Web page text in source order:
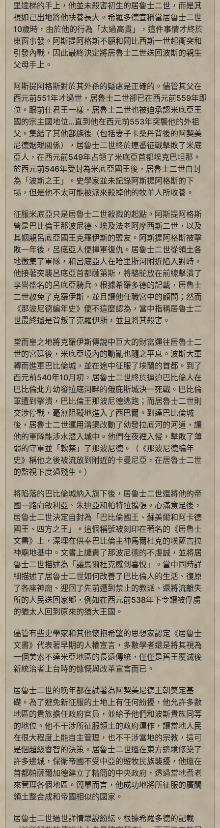
里達梯的手上，他並未殺害初生的居魯士二世，而是其
視如己出地將他扶養長大。希羅多德宣稱當居魯士二世
10歲時，由於他的行為「太過高貴」，這件事情才終於
東窗事發。阿斯提阿格斯不願和岡比西斯一世起衝突和
引發內戰，因此最終決定將居魯士二世送回波斯的親生
父母手上。
阿斯提阿格斯對於其外孫的疑慮是正確的。儘管其父在
西元前551年才過世，居魯士二世卻已在西元前559年即
位。跟前任君王一樣，居魯士二世也被迫承認米底亞王
國的宗主國地位…直到他在西元前553年突襲他的外祖
父。集結了其他部族後（包括妻子卡桑丹背後的阿契美
尼德姻親關係），居魯士二世終於連番征戰擊敗了米底
亞人，在西元前549年占領了米底亞首都埃克巴坦那。
於西元前546年受封為米底亞國王後，居魯士二世自封
為「波斯之王」。史學家並未記錄阿斯提阿格斯的下
場，但是他不太可能被派來殺掉他的牧羊人所收養。
征服米底亞只是居魯士二世殺戮的起點。阿斯提阿格斯
曾是巴比倫王那波尼德、埃及法老阿摩西斯二世，以及
其姻親呂底亞國王克羅伊斯的盟友。阿斯提阿格斯被擊
敗一年後，呂底亞人便揮軍復仇。居魯士二世從領土各
地徵集了軍隊，和呂底亞人在哈里斯河附近陷入對峙。
他接著突襲呂底亞首都薩第斯，將駱駝放在前線擊潰了
享譽盛名的呂底亞騎兵。根據希羅多德的記載，居魯士
二世赦免了克羅伊斯，並且讓他任職宮中的顧問；然而
《那波尼德編年史》便不這麼認為，當中指稱居魯士二
世最終還是背叛了克羅伊斯，並且將其殺害。
堂而皇之地將克羅伊斯傳說中巨大的財富運往居魯士二
世的宮廷後，米底亞境內的動亂也隨之平息。波斯大軍
轉而進軍巴比倫城，並在途中征服了埃蘭的首都。到了
西元前540年10月初，居魯士二世終於逼迫巴比倫人在
巴比倫北方幼發拉底河畔的俄庇斯城決一死戰。巴比倫
軍遭到擊潰，巴比倫王那波尼德逃跑；而居魯士二世則
交涉停戰，毫無阻礙地進入了西巴爾。到達巴比倫城
後，居魯士二世運用溝渠改動了幼發拉底河的河道，讓
他的軍隊能涉水潛入城中。他們在夜裡入侵，擊敗了薄
弱的守軍並「軟禁」了那波尼德。（《那波尼德編年
史》稱他之後被流放到附近的卡曼尼亞，在居魯士二世
的監視下度過殘生。）
將陷落的巴比倫城納入旗下後，居魯士二世還將他的帝
國一路向敘利亞、朱迪亞和帕特拉擴張。心滿意足後，
居魯士二世決定自封為「巴比倫國王、蘇美爾和阿卡德
國王、四方之王」。這個稱號被刻印在著名的《居魯士
文書》上，深埋在供奉巴比倫主神馬爾杜克的埃薩吉拉
神廟地基中。文書上譴責了那波尼德的不虔誠，並將居
魯士二世描述為「讓馬爾杜克感到喜悅」。當中同時詳
細描述了居魯士二世如何改善了巴比倫人的生活、復原
了各座神廟、迎回了先前遭到禁止的教派、還將流離失
所的人民送回家鄉，例如在西元前538年下令讓被俘虜
的猶太人回到原來的猶大王國。
儘管有些史學家和其他懷抱希望的思想家認定《居魯士
文書》代表著早期的人權宣言，多數學者還是將其視為
一個美索不達米亞地區的長遠傳統，僅僅是舊王覆滅後
新統治者上台時的慷慨與改革宣言而已。
居魯士二世的晚年都在試著為阿契美尼德王朝奠定基
礎。為了避免新征服的土地上有任何紛擾，他允許多數
地區的貴族擔任政府官員，並給予他們和波斯貴族同等
的地位。他不干涉所征服領土的政府運作，讓當地人民
在很大程度上能自主管理，也不干涉當地的宗教，這可
是個超級睿智的決策。居魯士二世還在東方邊境修築了
許多邊城，保衛帝國不受中亞的遊牧民族襲擾，他還在
首都帕薩爾加德建立了精簡的中央政府，透過當地耆老
來管理各個地區。簡單而言，他成功地將所征服的廣闊
領土整合成和帝國相似的國家。
居魯士二世過世詳情眾說紛紜。根據希羅多德的記載